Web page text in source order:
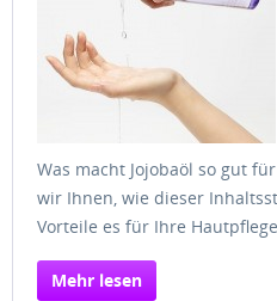
Was macht Jojobaöl so gut
wir Ihnen, wie dieser
Vorteile es für Ihre
Mehr lesen